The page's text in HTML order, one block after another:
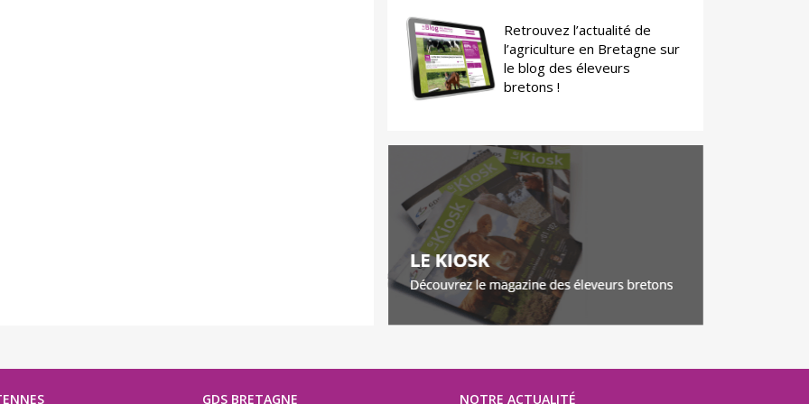
Retrouvez l’actualité de
l’agriculture en Bretagne sur
le blog des éleveurs
bretons !
GDS BRETAGNE NOTRE ACTUALITÉ